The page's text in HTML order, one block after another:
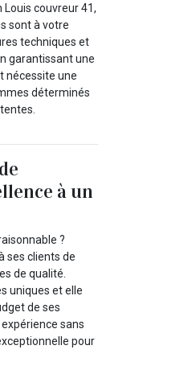
couvreur 41,
sont à votre
techniques et
garantissant une
nécessite une
déterminés
à un
?
ses clients de
de qualité.
uniques et elle
de ses
sans
pour